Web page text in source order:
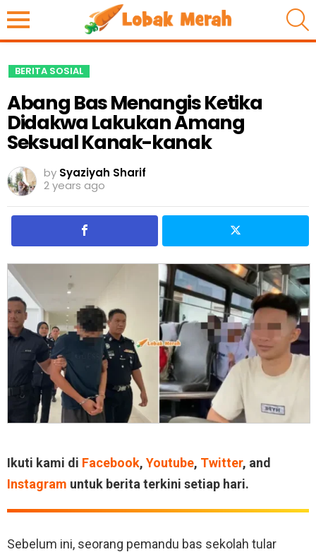
BERITA SOSIAL
Abang Bas Menangis Ketika
Didakwa Lakukan Amang
Seksual Kanak-kanak
by Syaziyah Sharif
2 years ago
Ikuti kami di Facebook, Youtube, Twitter, and
Instagram untuk berita terkini setiap hari.
Sebelum ini, seorang pemandu bas sekolah tular